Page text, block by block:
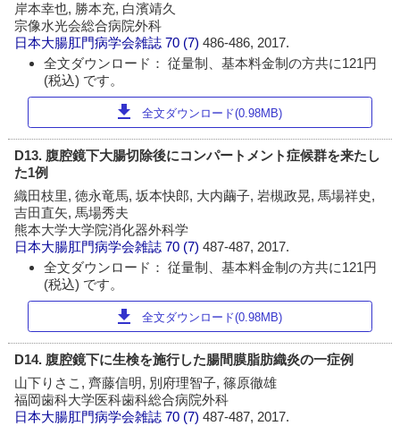
岸本幸也, 勝本充, 白濱靖久
宗像水光会総合病院外科
日本大腸肛門病学会雑誌 70 (7)486-486, 2017.
全文ダウンロード： 従量制、基本料金制の方共に121円
(税込) です。
download 全文ダウンロード(0.98MB)
D13. 腹腔鏡下大腸切除後にコンパートメント症候群を来たし
た1例
織田枝里, 徳永竜馬, 坂本快郎, 大内繭子, 岩槻政晃, 馬場祥史,
吉田直矢, 馬場秀夫
熊本大学大学院消化器外科学
日本大腸肛門病学会雑誌 70 (7)487-487, 2017.
全文ダウンロード： 従量制、基本料金制の方共に121円
(税込) です。
download 全文ダウンロード(0.98MB)
D14. 腹腔鏡下に生検を施行した腸間膜脂肪織炎の一症例
山下りさこ, 齊藤信明, 別府理智子, 篠原徹雄
福岡歯科大学医科歯科総合病院外科
日本大腸肛門病学会雑誌 70 (7)487-487, 2017.